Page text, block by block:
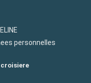
personnelles